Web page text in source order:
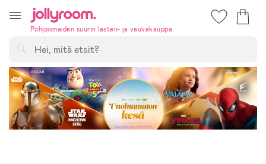
till
innehålletPohjoismaiden suurin lasten- ja vauvakauppa